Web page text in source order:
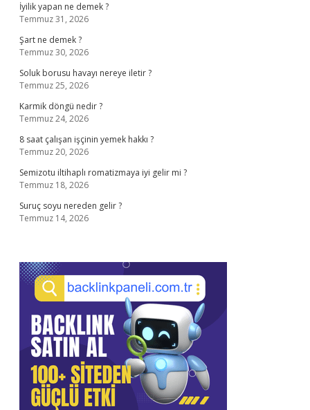
İyilik yapan ne demek ?
Temmuz 31, 2026
Şart ne demek ?
Temmuz 30, 2026
Soluk borusu havayı nereye iletir ?
Temmuz 25, 2026
Karmik döngü nedir ?
Temmuz 24, 2026
8 saat çalışan işçinin yemek hakkı ?
Temmuz 20, 2026
Semizotu iltihaplı romatizmaya iyi gelir mi ?
Temmuz 18, 2026
Suruç soyu nereden gelir ?
Temmuz 14, 2026